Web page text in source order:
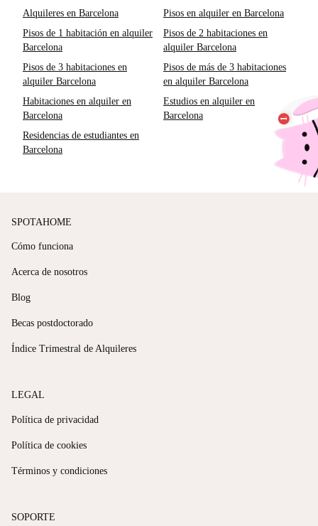
Alquileres en Barcelona
Pisos en alquiler en Barcelona
Pisos de 1 habitación en alquiler
Barcelona
Pisos de 2 habitaciones en
alquiler Barcelona
Pisos de 3 habitaciones en
alquiler Barcelona
Pisos de más de 3 habitaciones
en alquiler Barcelona
Habitaciones en alquiler en
Barcelona
Estudios en alquiler en
Barcelona
Residencias de estudiantes en
Barcelona
SPOTAHOME
Cómo funciona
Acerca de nosotros
Blog
Becas postdoctorado
Índice Trimestral de Alquileres
LEGAL
Política de privacidad
Política de cookies
Términos y condiciones
SOPORTE